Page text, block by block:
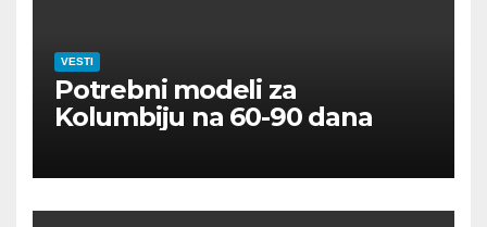
VESTI
Potrebni modeli za
Kolumbiju na 60-90 dana